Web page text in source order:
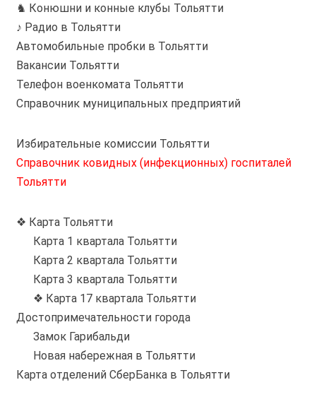
♞ Конюшни и конные клубы Тольятти
♪ Радио в Тольятти
Автомобильные пробки в Тольятти
Вакансии Тольятти
Телефон военкомата Тольятти
Справочник муниципальных предприятий
Избирательные комиссии Тольятти
Справочник ковидных (инфекционных) госпиталей
Тольятти
❖ Карта Тольятти
Карта 1 квартала Тольятти
Карта 2 квартала Тольятти
Карта 3 квартала Тольятти
❖ Карта 17 квартала Тольятти
Достопримечательности города
Замок Гарибальди
Новая набережная в Тольятти
Карта отделений СберБанка в Тольятти